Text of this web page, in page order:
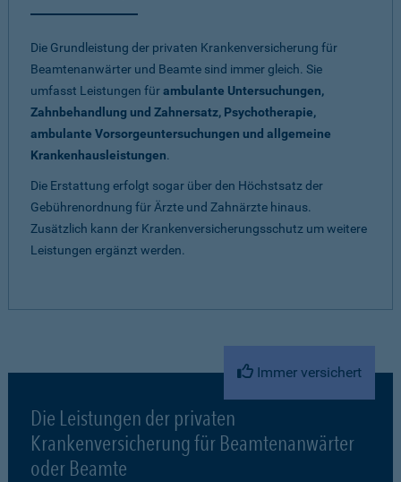
Die Grundleistung der privaten Krankenversicherung für
Beamtenanwärter und Beamte sind immer gleich. Sie
umfasst Leistungen fürambulante Untersuchungen,
Zahnbehandlung und Zahnersatz, Psychotherapie,
ambulante Vorsorgeuntersuchungen und allgemeine
Krankenhausleistungen.
Die Erstattung erfolgt sogar über den Höchstsatz der
Gebührenordnung für Ärzte und Zahnärzte hinaus.
Zusätzlich kann der Krankenversicherungsschutz um weitere
Leistungen ergänzt werden.
Immer versichert
Die Leistungen der privaten
Krankenversicherung für Beamtenanwärter
oder Beamte